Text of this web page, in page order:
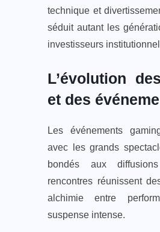
technique et
séduit autant les
investisseurs
L’évolution
et des
Les événements
avec les grands
bondés aux
rencontres réunissent
alchimie entre
suspense intense.